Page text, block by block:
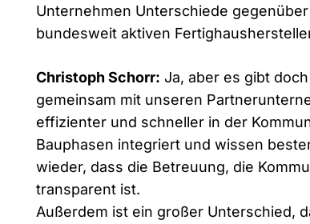
Unternehmen Unterschiede
bundesweit aktiven
Christoph Schorr: Ja, aber es gibt
gemeinsam mit unseren
effizienter und schneller in der
Bauphasen integriert und wissen
wieder, dass die Betreuung, die
transparent ist.
Außerdem ist ein großer Unterschied,